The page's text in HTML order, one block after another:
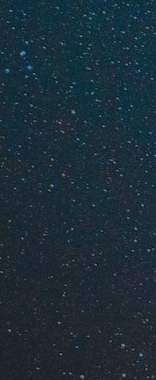
Советы
— один из
днём, а
становится
переносит
в феврале —
это короткие
в феврале на
как парное
подробнее про